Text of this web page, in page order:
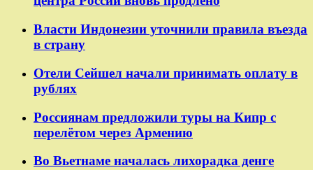
Власти Индонезии уточнили правила въезда
в страну
Отели Сейшел начали принимать оплату в
рублях
Россиянам предложили туры на Кипр с
перелётом через Армению
Во Вьетнаме началась лихорадка денге